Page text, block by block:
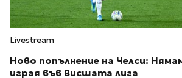
Livestream
Ново попълнение на Челси:
играя във Висшата лига